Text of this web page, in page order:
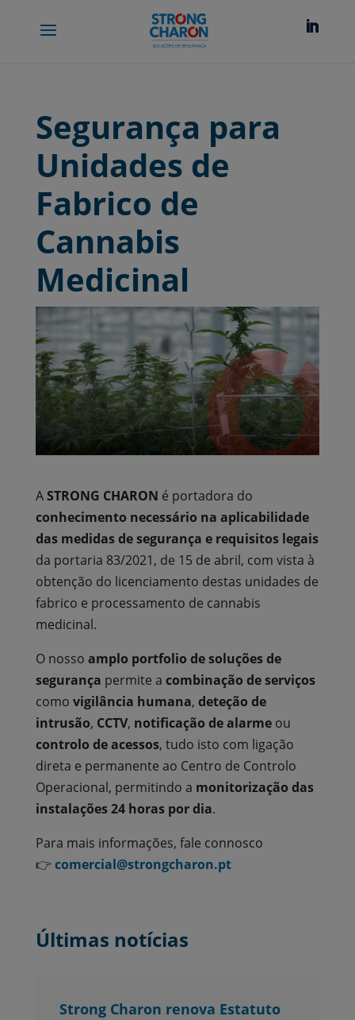
Segurança para
Unidades de
Fabrico de
Cannabis
Medicinal
ASTRONG CHARON é portadora do
conhecimento necessário na aplicabilidade
das medidas de segurança e requisitos legais
da portaria 83/2021, de 15 de abril, com vista à
obtenção do licenciamento destas unidades de
fabrico e processamento de cannabis
medicinal.
O nosso amplo portfolio de soluções de
segurança permite a combinação de serviços
como vigilância humana, deteção de
intrusão, CCTV, notificação de alarmeou
controlo de acessos, tudo isto com ligação
direta e permanente ao Centro de Controlo
Operacional, permitindo a monitorização das
instalações 24 horas por dia.
Para mais informações, fale connosco
👉 comercial@strongcharon.pt
Últimas notícias
Strong Charon renova Estatuto